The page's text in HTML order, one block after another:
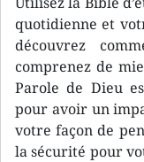
quotidienne et
découvrez
comprenez de
Parole de Dieu
pour avoir un
votre façon de
la sécurité pour